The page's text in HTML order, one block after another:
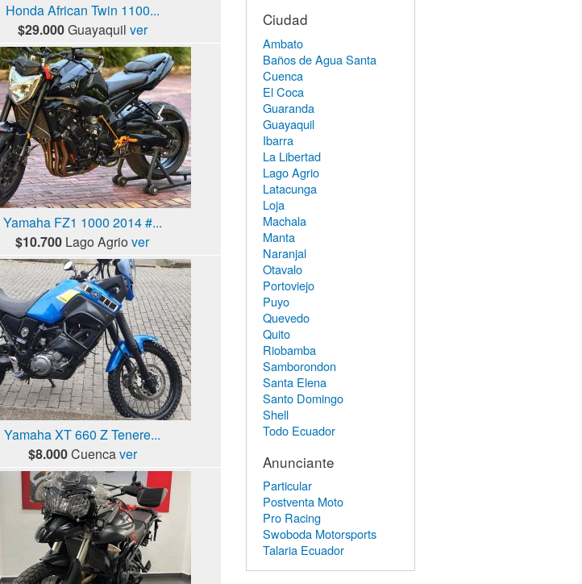
Honda African Twin 1100...
$29.000Guayaquil ver
Yamaha FZ1 1000 2014 #...
$10.700 Lago Agrio ver
Yamaha XT 660 Z Tenere...
$8.000Cuencaver
Ciudad
Ambato
Baños de Agua Santa
Cuenca
El Coca
Guaranda
Guayaquil
Ibarra
La Libertad
Lago Agrio
Latacunga
Loja
Machala
Manta
Naranjal
Otavalo
Portoviejo
Puyo
Quevedo
Quito
Riobamba
Samborondon
Santa Elena
Santo Domingo
Shell
Todo Ecuador
Anunciante
Particular
Postventa Moto
Pro Racing
Swoboda Motorsports
Talaria Ecuador